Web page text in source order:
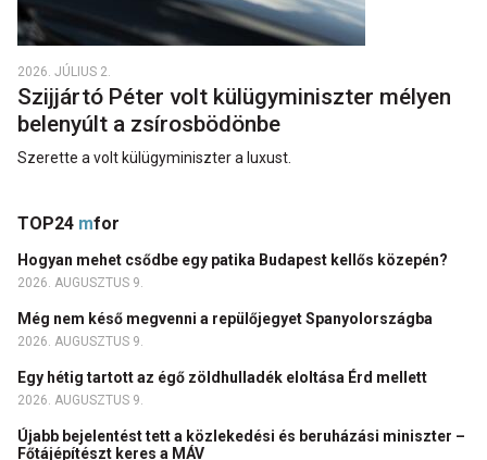
2026. JÚLIUS 2.
Szijjártó Péter volt külügyminiszter mélyen
belenyúlt a zsírosbödönbe
Szerette a volt külügyminiszter a luxust.
TOP24 mfor
Hogyan mehet csődbe egy patika Budapest kellős közepén?
2026. AUGUSZTUS 9.
Még nem késő megvenni a repülőjegyet Spanyolországba
2026. AUGUSZTUS 9.
Egy hétig tartott az égő zöldhulladék eloltása Érd mellett
2026. AUGUSZTUS 9.
Újabb bejelentést tett a közlekedési és beruházási miniszter –
Főtájépítészt keres a MÁV